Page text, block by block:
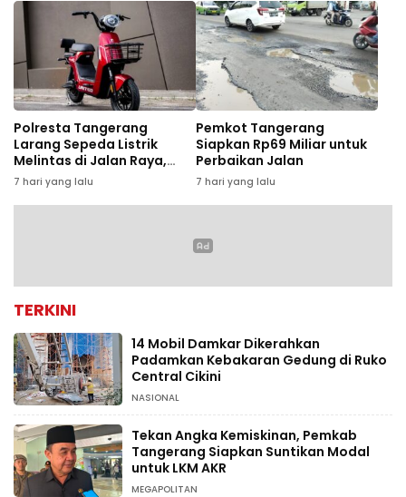
Polresta Tangerang
Larang Sepeda Listrik
Melintas di Jalan Raya,
Pelanggar Bakal
Ditertibkan
7 hari yang lalu
Pemkot Tangerang
Siapkan Rp69 Miliar untuk
Perbaikan Jalan
7 hari yang lalu
TERKINI
14 Mobil Damkar Dikerahkan
Padamkan Kebakaran Gedung di Ruko
Central Cikini
NASIONAL
Tekan Angka Kemiskinan, Pemkab
Tangerang Siapkan Suntikan Modal
untuk LKM AKR
MEGAPOLITAN